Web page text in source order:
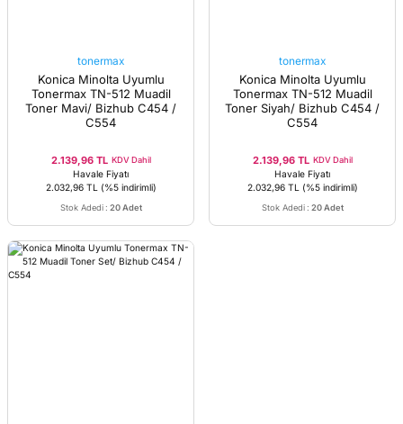
tonermax
Konica Minolta Uyumlu
Tonermax TN-512 Muadil
Toner Mavi/ Bizhub C454 /
C554
2.139,96 TL KDV Dahil
Havale Fiyatı
2.032,96 TL
(%5 indirimli)
Stok Adedi : 20 Adet
tonermax
Konica Minolta Uyumlu
Tonermax TN-512 Muadil
Toner Siyah/ Bizhub C454 /
C554
2.139,96 TL KDV Dahil
Havale Fiyatı
2.032,96 TL
(%5 indirimli)
Stok Adedi : 20 Adet